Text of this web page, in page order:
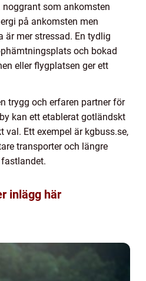
noggrant som ankomsten
på ankomsten men
mer stressad. En tydlig
och bokad
eller flygplatsen ger ett
trygg och erfaren partner för
kan ett etablerat gotländskt
val. Ett exempel är kgbuss.se,
transporter och längre
inlägg här